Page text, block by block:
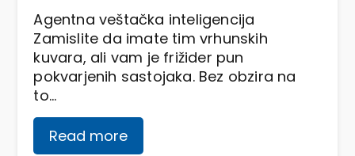
Agentna veštačka inteligencija
Zamislite da imate tim vrhunskih
kuvara, ali vam je frižider pun
pokvarjenih sastojaka. Bez obzira na
to…
Read more